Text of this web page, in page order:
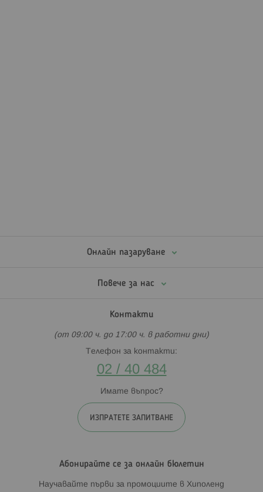
Онлайн пазаруване
Повече за нас
Контакти
(от 09:00 ч. до 17:00 ч. в работни дни)
Телефон за контакти:
02 / 40 484
Имате въпрос?
ИЗПРАТЕТЕ ЗАПИТВАНЕ
Абонирайте се за онлайн бюлетин
Научавайте първи за промоциите в Хиполенд